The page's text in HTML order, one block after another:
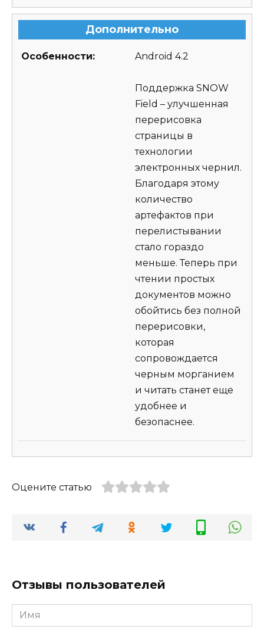
Дополнительно
Особенности: Android 4.2
Поддержка SNOW
Field – улучшенная
перерисовка
страницы в
технологии
электронных чернил.
Благодаря этому
количество
артефактов при
перелистывании
стало гораздо
меньше. Теперь при
чтении простых
документов можно
обойтись без полной
перерисовки,
которая
сопровождается
черным морганием
и читать станет еще
удобнее и
безопаснее.
Оцените статью
Отзывы пользователей
Имя
*